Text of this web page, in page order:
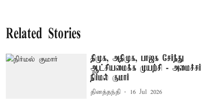
Related Stories
திமுக, அதிமுக, பாஜக சேர்ந்து
ஆட்சியமைக்க முயற்சி - அமைச்சர்
நிர்மல் குமார்
தினத்தந்தி 16 Jul 2026